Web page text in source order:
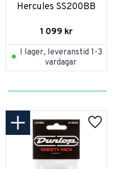
Hercules SS200BB
1 099 kr
I lager, leveranstid 1-3
vardagar